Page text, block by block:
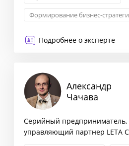
Формирование бизнес-
Подробнее о эксперте
Александр
Чачава
Серийный предприниматель,
управляющий партнер LETA